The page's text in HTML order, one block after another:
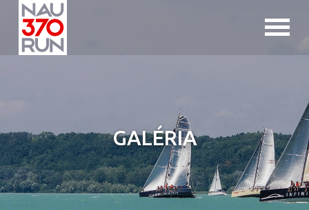
GALÉRIA